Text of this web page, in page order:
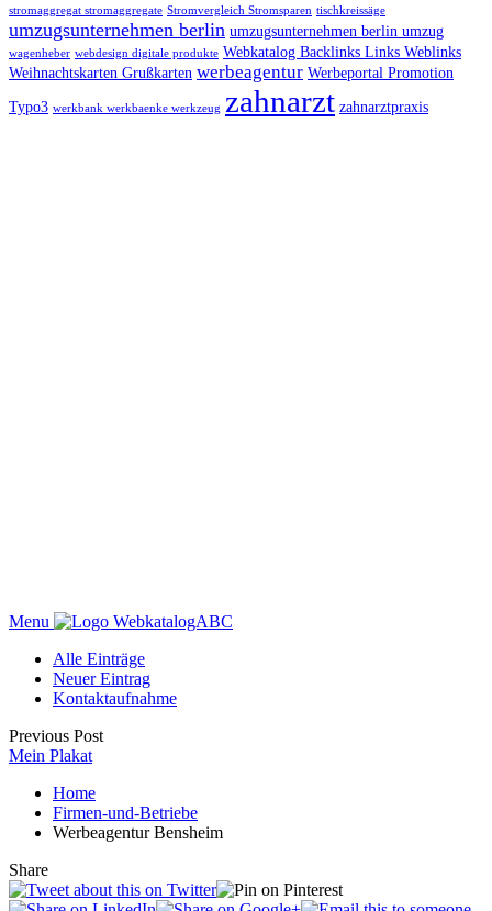
stromaggregat stromaggregate Stromvergleich Stromsparen tischkreissäge
umzugsunternehmen berlin umzugsunternehmen berlin umzug
wagenheber webdesign digitale produkte Webkatalog Backlinks Links Weblinks
Weihnachtskarten Grußkarten werbeagentur Werbeportal Promotion
Typo3 werkbank werkbaenke werkzeug zahnarzt zahnarztpraxis
Menu
WebkatalogABC
Alle Einträge
Neuer Eintrag
Kontaktaufnahme
Previous Post
Mein Plakat
Home
Firmen-und-Betriebe
Werbeagentur Bensheim
Share